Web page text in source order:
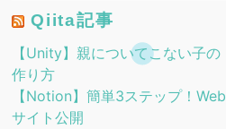
Qiita記事
【Unity】親についてこない子の
作り方
【Notion】簡単3ステップ！Web
サイト公開